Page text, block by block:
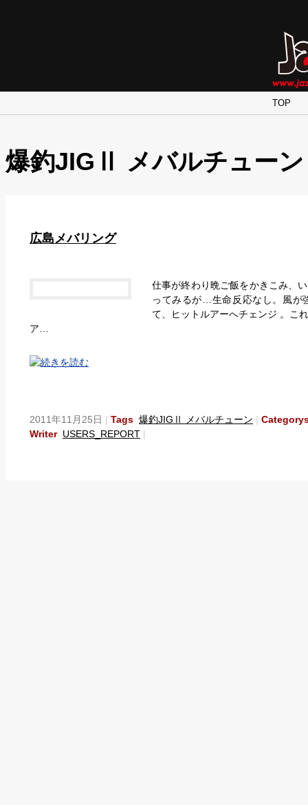
TOP
爆釣JIGⅡ メバルチューン
広島メバリング
仕事が終わり晩ご飯をかきこみ、
ってみるが…生命反応なし。風が
て、ヒットルアーへチェンジ 。こ
ア…
2011年11月25日 Tags 爆釣JIGⅡ メバルチューン
Writer USERS_REPORT